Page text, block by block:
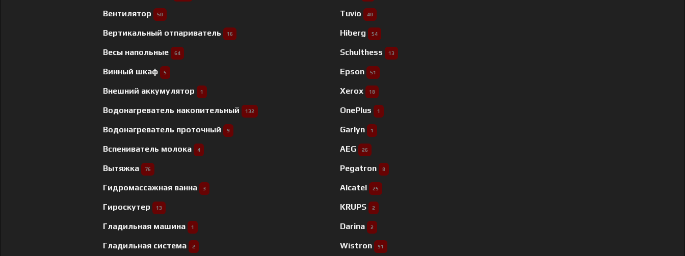
Вентилятор 50
Вертикальный отпариватель 16
Весы напольные 64
Винный шкаф 5
Внешний аккумулятор 1
Водонагреватель накопительный 132
Водонагреватель проточный 9
Вспениватель молока 4
Вытяжка 76
Гидромассажная ванна 3
Гироскутер 13
Гладильная машина 1
Гладильная система 2
Tuvio 40
Hiberg 54
Schulthess 13
Epson 51
Xerox 18
OnePlus 1
Garlyn 1
AEG 26
Pegatron 8
Alcatel 25
KRUPS 2
Darina 2
Wistron 91